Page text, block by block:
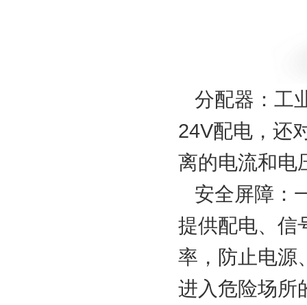
分配器：工
24V配电，还
离的电流和电
安全屏障：
提供配电、信
率，防止电源
进入危险场所